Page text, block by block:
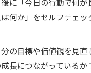
可視化でマインドセット
を描きながら管理習慣
何か」をセルフチェッ
の目標や価値観を見直
長につながっているか